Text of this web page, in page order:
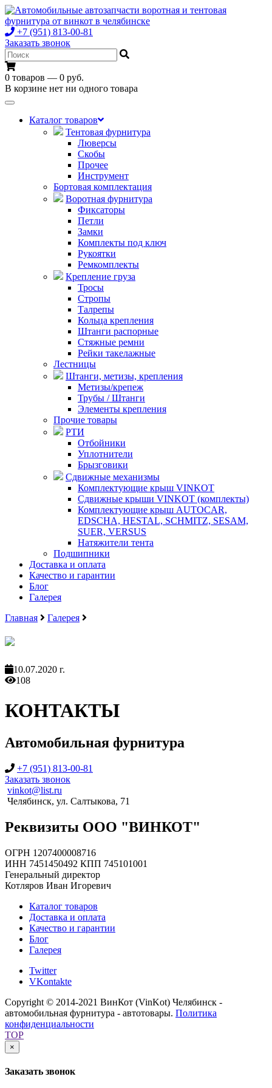
+7 (951) 813-00-81
Заказать звонок
0 товаров — 0 руб.
В корзине нет ни одного товара
Toggle
navigationКаталог товаров
Тентовая фурнитура
Люверсы
Скобы
Прочее
Инструмент
Бортовая комплектация
Воротная фурнитура
Фиксаторы
Петли
Замки
Комплекты под ключ
Рукоятки
Ремкомплекты
Крепление груза
Тросы
Стропы
Талрепы
Кольца крепления
Штанги распорные
Стяжные ремни
Рейки такелажные
Лестницы
Штанги, метизы, крепления
Метизы/крепеж
Трубы / Штанги
Элементы крепления
Прочие товары
РТИ
Отбойники
Уплотнители
Брызговики
Сдвижные механизмы
Комплектующие крыш VINKOT
Сдвижные крыши VINKOT (комплекты)
Комплектующие крыш AUTOCAR,
EDSCHA, HESTAL, SCHMITZ, SESAM,
SUER, VERSUS
Натяжители тента
Подшипники
Доставка и оплата
Качество и гарантии
Блог
Галерея
Главная
Галерея
10.07.2020 г.
108
КОНТАКТЫ
Автомобильная фурнитура
+7 (951) 813-00-81
Заказать звонок
vinkot@list.ru
Челябинск, ул. Салтыкова, 71
Реквизиты ООО "ВИНКОТ"
ОГРН 1207400008716
ИНН 7451450492 КПП 745101001
Генеральный директор
Котляров Иван Игоревич
Каталог товаров
Доставка и оплата
Качество и гарантии
Блог
Галерея
Twitter
VKontakte
Copyright © 2014-2021 ВинКот (VinKot) Челябинск -
автомобильная фурнитура - автотовары. Политика
конфиденциальности
TOP
×
Заказать звонок